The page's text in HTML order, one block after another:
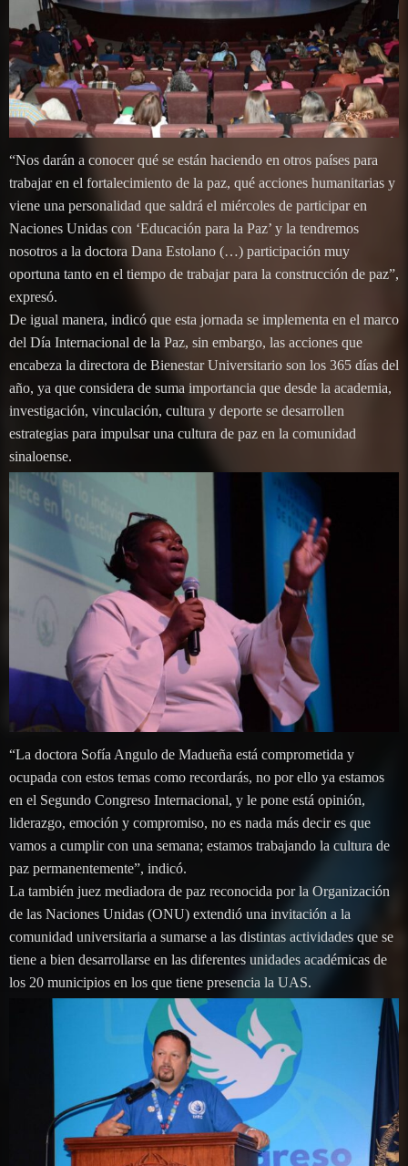
“Nos darán a conocer qué se están haciendo en otros países para
trabajar en el fortalecimiento de la paz, qué acciones humanitarias y
viene una personalidad que saldrá el miércoles de participar en
Naciones Unidas con ‘Educación para la Paz’ y la tendremos
nosotros a la doctora Dana Estolano (…) participación muy
oportuna tanto en el tiempo de trabajar para la construcción de paz”,
expresó.
De igual manera, indicó que esta jornada se implementa en el marco
del Día Internacional de la Paz, sin embargo, las acciones que
encabeza la directora de Bienestar Universitario son los 365 días del
año, ya que considera de suma importancia que desde la academia,
investigación, vinculación, cultura y deporte se desarrollen
estrategias para impulsar una cultura de paz en la comunidad
sinaloense.
“La doctora Sofía Angulo de Madueña está comprometida y
ocupada con estos temas como recordarás, no por ello ya estamos
en el Segundo Congreso Internacional, y le pone está opinión,
liderazgo, emoción y compromiso, no es nada más decir es que
vamos a cumplir con una semana; estamos trabajando la cultura de
paz permanentemente”, indicó.
La también juez mediadora de paz reconocida por la Organización
de las Naciones Unidas (ONU) extendió una invitación a la
comunidad universitaria a sumarse a las distintas actividades que se
tiene a bien desarrollarse en las diferentes unidades académicas de
los 20 municipios en los que tiene presencia la UAS.